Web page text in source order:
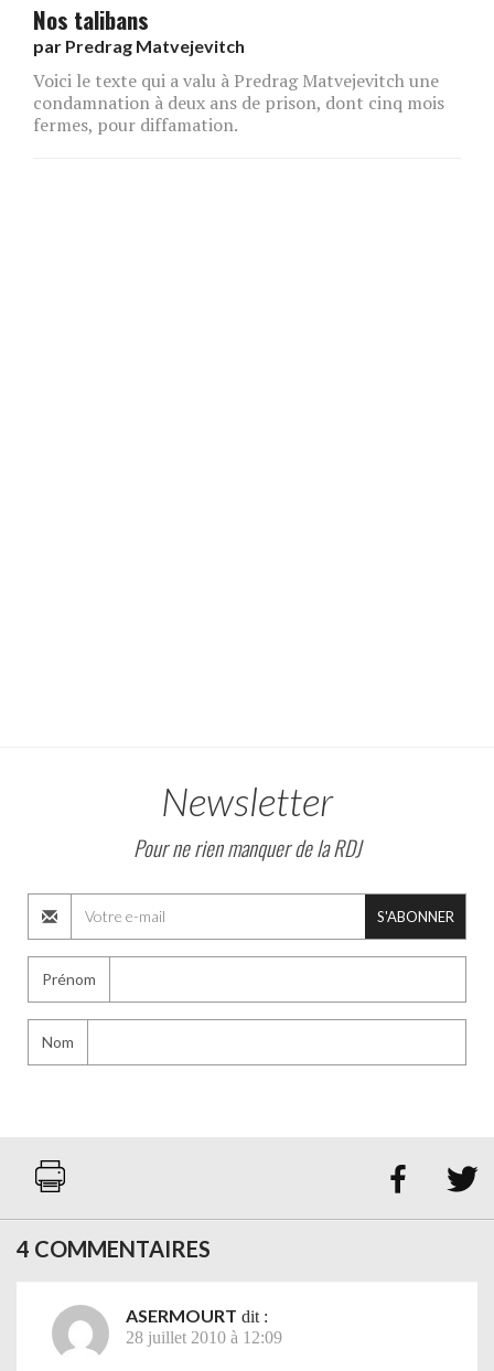
Nos talibans
par Predrag Matvejevitch
Voici le texte qui a valu à Predrag Matvejevitch une
condamnation à deux ans de prison, dont cinq mois
fermes, pour diffamation.
Newsletter
Pour ne rien manquer de la RDJ
S'ABONNER
Prénom
Nom
 
4 COMMENTAIRES
ASERMOURT dit :
28 juillet 2010 à 12:09